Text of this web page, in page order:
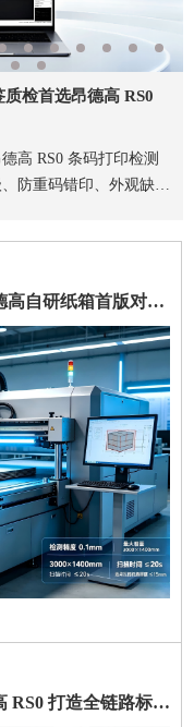
研纸箱首版对版机引
介绍，结合当下包装印
测难等痛点，阐述设备
图像采集、智能模板比
微米级精准检测、替代
用价值，介绍离线免改
控设备的技术创新与行
打造全链路标签质
德高 RS0 打印质量智
人工质检漏检、重码错
标签序列化校验、实时
签打印机实现打印检测
码不良品，适配消费电
自研算法与成熟落地案
全流程智能化合规管
设备引领全球 AIDC
幕，智能制造与数字
医疗耗材等批量生产企
测一体机亮相展会，该
重码、印刷缺陷，遵循
、缩短回本周期。依托
，昂德高服务华为、比
AIDC 标签设备行业前
新推动国内标识检测产
。
一站式解决标签质
分析标签漏检带来的返
检测、离线检测的弊
识读、OCR 字符识
测，支持全规格标签、
线效率，安装简单并具
、医疗器械、汽车、新
险的优选在线检测设
差异大智能检测方案
落地应用价值分析
印色差等缺陷，传统人
造成批量报废、客户索
字、模糊缺陷，开机前
工时，帮助包装厂从源
体系。
检首选昂德高 RS0
高 RS0 条码打印检测
防重码错印、外观缺陷
件系统：全功能赋能
系统是一款面向工业标
觉算法与数据校验技
数据统计七大核心功
检测标签漏印、扭曲、
实现标签外观、条码合
决传统人工检测效率
实现条码标签打印品质
标签打印质检场景。
补打视觉检测整套方
印与视觉检测功能，实
码漏码自动拦截，不良
解决标签错印、追溯断
IO卡停机呢？
打印任务没有发送完，
到标签异常会及时停
户在连续打印标签时，
择IO卡停机版。
检测系统？
测功能条码打印机、标
查、标签打印机检查系
打印机、雷达标签缺陷
码在线打印检测系统、
打印防重条码防错系
条码重码解决方案、、
能否解决条码重码、
含CIS宽幅线阵相机，
CCD、CMOS技术之后
用柱状透镜实现物体与
何畸变，对物体高质
阵相机，边打印边扫
标签，控制打印机暂
机、刮刀品检机。它是
后，给刮刀一个向下的
质量检测系统，或条码
重码、错码、漏码、缺
，检测标签的条码可读
的成本风险。
用来检测打印的条码是
号、跳号、超过范围等
货的错误成本。
的一种机器设备，主要
等残留物的清洗作业，
降低pcba焊接品质，可
表层会附加许多的锡
钢网变型、受损、性能
备，需要考虑清洗要求
应选择不同的钢网清洗
、01005等微小型元器
峻。然而根据研究，整
入使用钢网检查机的原
遇到异常码可停机报
体机，条码打印在线检
能够100%检测吗？
扫描系统是深圳昂德高
防止产品混料、防止产
？
过程中，都会贴上一个
者流水码管理。但在日
打印重码，漏码的情况
错防漏检错方案
防漏检错系统主要用来
描,是否存在重码、漏
、减少条码标签打印错
?
损坏现象非常严重，是
用来检测打印的条码是
号、跳号、超过范围等
货的错误。
炉温测试仪来管
然而部分工程师却不知
平。然而部分工程师却
纸箱品控视觉技术再突破，深圳昂德高自研纸箱首版对版机引领包装印刷智能化革新
依托机器视觉革新标签品控，昂德高 RS0 打造全链路标签质检解决方案